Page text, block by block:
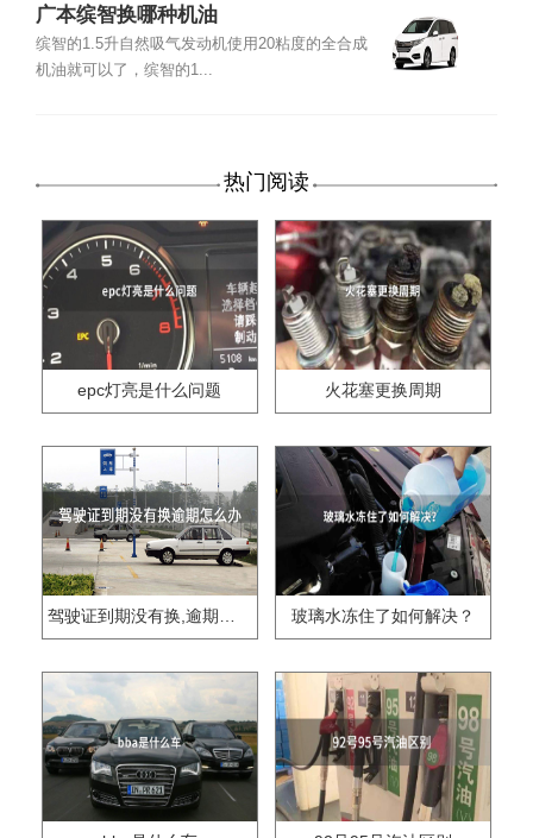
广本缤智换哪种机油
缤智的1.5升自然吸气发动机使用20粘度的全合成
机油就可以了，缤智的1...
热门阅读
epc灯亮是什么问题 火花塞更换周期
驾驶证到期没有换,逾期怎么办?? 玻璃水冻住了如何解决？